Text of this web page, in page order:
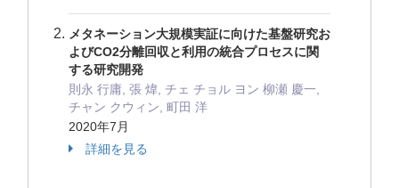
メタネーション大規模実証に向けた基盤研究お
よびCO2分離回収と利用の統合プロセスに関
する研究開発
則永 行庸, 張 煒, チェ チョル ヨン 柳瀬 慶一,
チャン クウィン, 町田 洋
2020年7月
詳細を見る